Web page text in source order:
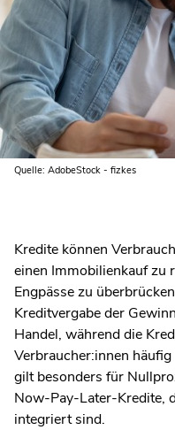
Quelle: AdobeStock - fizkes
Kredite können
einen Immobilienkauf zu
Engpässe zu
Kreditvergabe der
Handel, während die
Verbraucher:innen
gilt besonders für
Now-Pay-Later-Kredite,
integriert sind.